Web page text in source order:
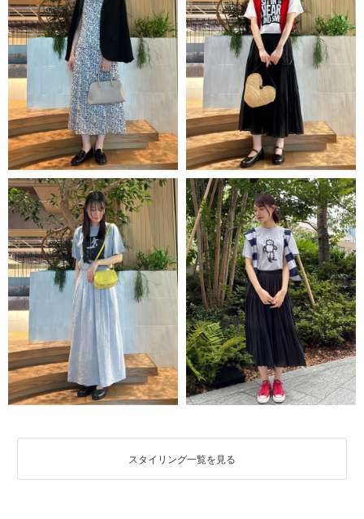
スタイリング一覧を見る